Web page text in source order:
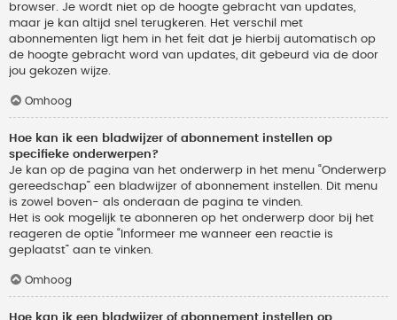
browser. Je wordt niet op de hoogte gebracht van updates,
maar je kan altijd snel terugkeren. Het verschil met
abonnementen ligt hem in het feit dat je hierbij automatisch op
de hoogte gebracht word van updates, dit gebeurd via de door
jou gekozen wijze.
Omhoog
Hoe kan ik een bladwijzer of abonnement instellen op
specifieke onderwerpen?
Je kan op de pagina van het onderwerp in het menu “Onderwerp
gereedschap” een bladwijzer of abonnement instellen. Dit menu
is zowel boven- als onderaan de pagina te vinden.
Het is ook mogelijk te abonneren op het onderwerp door bij het
reageren de optie “Informeer me wanneer een reactie is
geplaatst” aan te vinken.
Omhoog
Hoe kan ik een bladwijzer of abonnement instellen op